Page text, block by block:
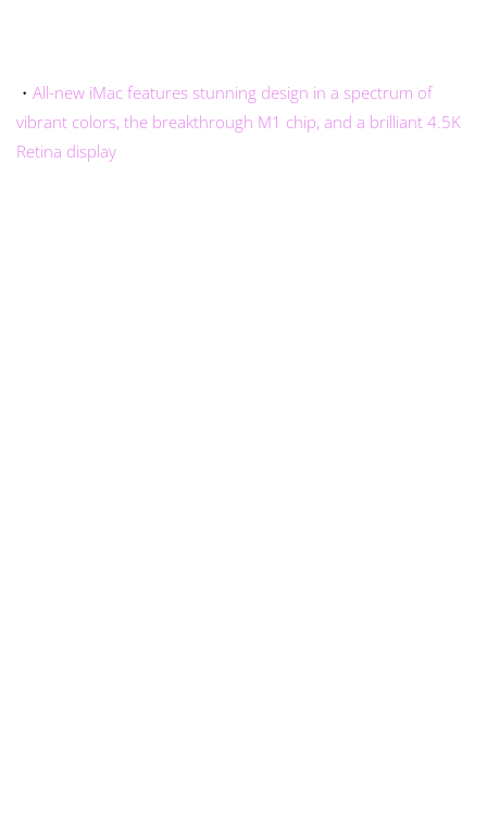
・ All-new iMac features stunning design in a spectrum of
vibrant colors, the breakthrough M1 chip, and a brilliant 4.5K
Retina display